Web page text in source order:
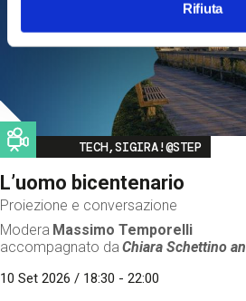
Rifiuta
Image
TECH,SIGIRA!@STEP
L’uomo bicentenario
Proiezione e conversazione
Modera Massimo Temporelli
accompagnato da Chiara Schettino
10 Set 2026 / 18:30 - 22:00